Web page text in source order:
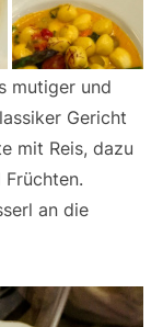
mutiger und
Gericht
mit Reis, dazu
Früchten.
an die